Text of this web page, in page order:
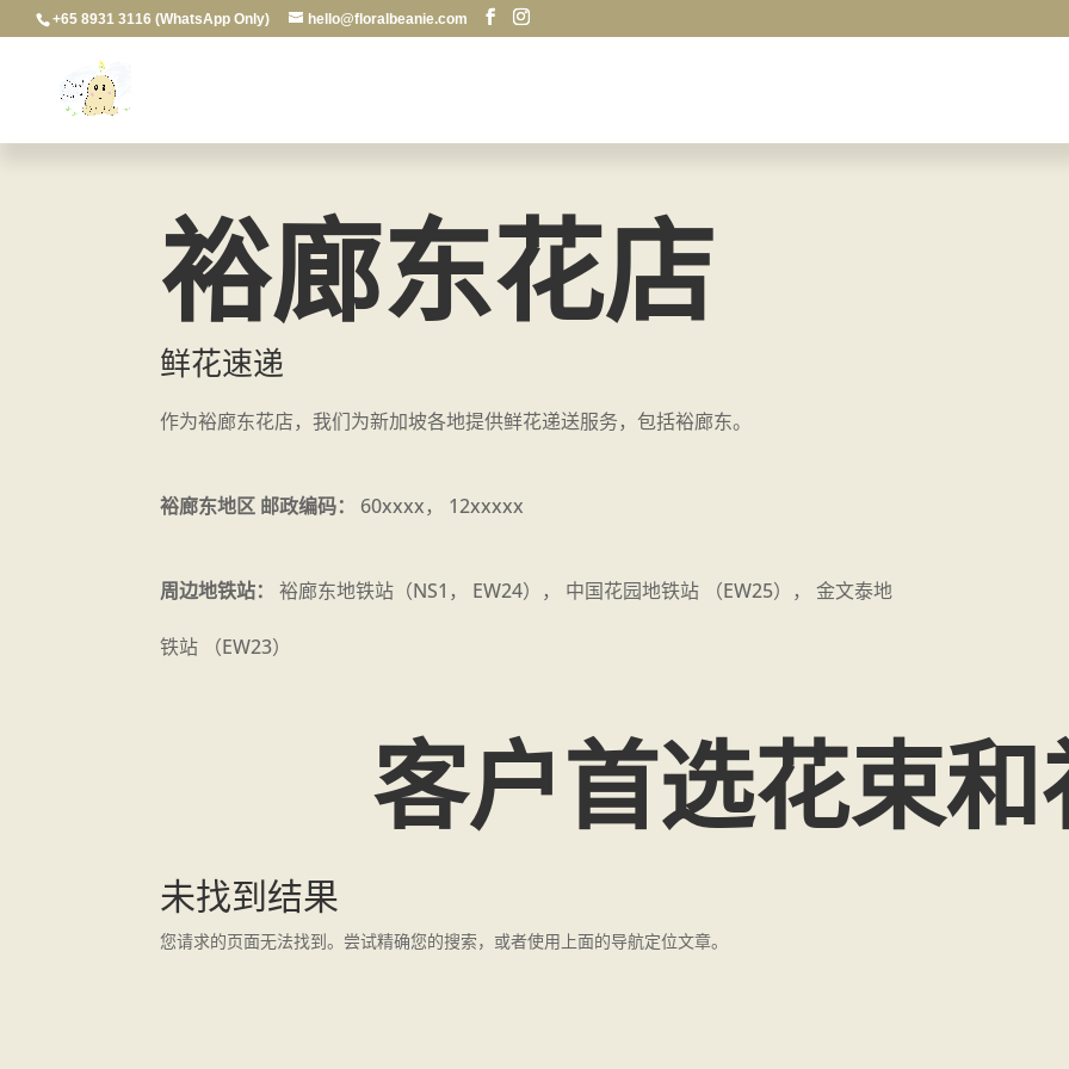
+65 8931 3116 (WhatsApp Only) hello@floralbeanie.com
裕廊东花店
鲜花速递
作为裕廊东花店，我们为新加坡各地提供鲜花递送服务，包括裕廊东。
裕廊东地区 邮政编码： 60xxxx， 12xxxxx
周边地铁站： 裕廊东地铁站（NS1， EW24）， 中国花园地铁站 （EW25）， 金文泰地
铁站 （EW23）
客户首选花束和
未找到结果
您请求的页面无法找到。尝试精确您的搜索，或者使用上面的导航定位文章。